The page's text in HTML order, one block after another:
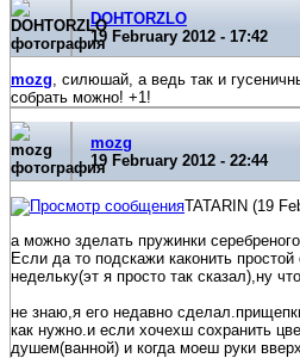
DOHTORZLO
19 February 2012 - 17:42
mozg, силюшай, а ведь так и
собрать можно! +1!
mozg
19 February 2012 - 22:44
TATARIN (19
а можно зделать пружинки
Если да то подскажи каконить
недельку(эт я просто так сказал),ну
не знаю,я его недавно
как нужно.и если хочехш сохранить
душем(ванной) и когда моеш руки